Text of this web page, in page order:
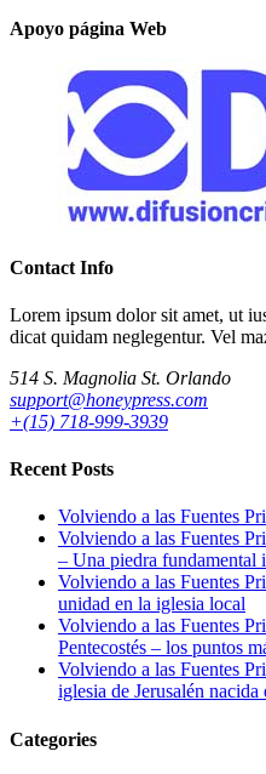
Apoyo página Web
Contact Info
Lorem ipsum dolor sit amet, ut
dicat quidam neglegentur. Vel
514 S. Magnolia St. Orlando
support@honeypress.com
+(15) 718-999-3939
Recent Posts
Volviendo a las Fuentes
Volviendo a las Fuentes
– Una piedra fundamental
Volviendo a las Fuentes
unidad en la iglesia local
Volviendo a las Fuentes
Pentecostés – los puntos
Volviendo a las Fuentes
iglesia de Jerusalén nacida
Categories